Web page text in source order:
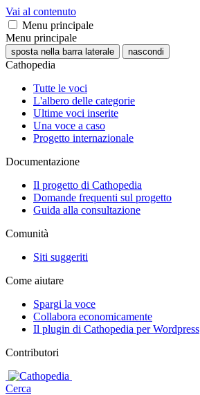
Vai al contenuto
Menu principale
Menu principale
sposta nella barra laterale nascondi
Cathopedia
Tutte le voci
L'albero delle categorie
Ultime voci inserite
Una voce a caso
Progetto internazionale
Documentazione
Il progetto di Cathopedia
Domande frequenti sul progetto
Guida alla consultazione
Comunità
Siti suggeriti
Come aiutare
Spargi la voce
Collabora economicamente
Il plugin di Cathopedia per Wordpress
Contributori
Cerca